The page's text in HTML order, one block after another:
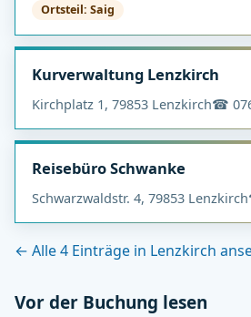
Ortsteil: Saig
Kurverwaltung Lenzkirch
Kirchplatz 1, 79853 Lenzkirch☎
Reisebüro Schwanke
Schwarzwaldstr. 4, 79853 Lenzkirch
← Alle 4 Einträge in Lenzkirch
Vor der Buchung lesen